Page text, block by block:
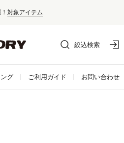
対象アイテム
絞込検索
グ ご利用ガイド お問い合わせ